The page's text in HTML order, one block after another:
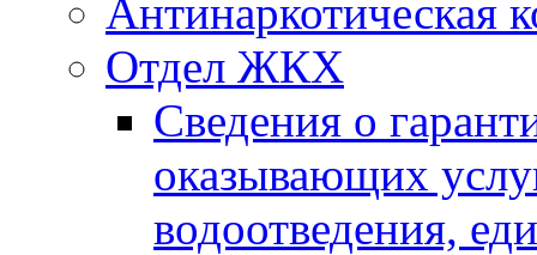
Антинаркотическая
Отдел ЖКХ
Сведения о
оказывающих
водоотведения,